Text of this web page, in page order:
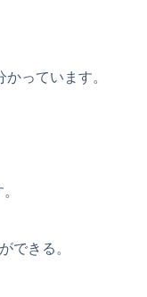
っています。
できる。